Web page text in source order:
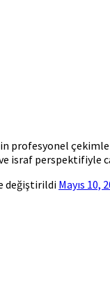
profesyonel
israf perspektifiyle
değiştirildi Mayıs 10,